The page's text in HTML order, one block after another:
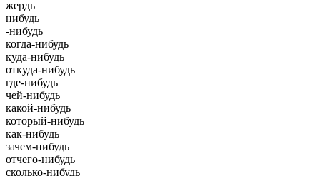
жердь
нибудь
-нибудь
когда-нибудь
куда-нибудь
откуда-нибудь
где-нибудь
чей-нибудь
какой-нибудь
который-нибудь
как-нибудь
зачем-нибудь
отчего-нибудь
сколько-нибудь